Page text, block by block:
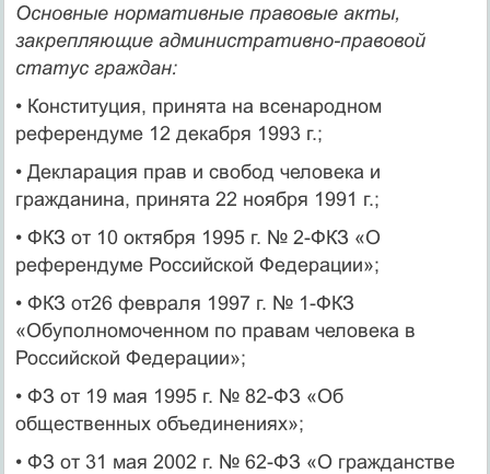
Основные нормативные правовые акты,
закрепляющие административно-правовой
статус граждан:
• Конституция, принята на всенародном
референдуме 12 декабря 1993 г.;
• Декларация прав и свобод человека и
гражданина, принята 22 ноября 1991 г.;
• ФКЗ от 10 октября 1995 г. № 2-ФКЗ «О
референдуме Российской Федерации»;
• ФКЗ от26 февраля 1997 г. № 1-ФКЗ
«Обуполномоченном по правам человека в
Российской Федерации»;
• ФЗ от 19 мая 1995 г. № 82-ФЗ «Об
общественных объединениях»;
• ФЗ от 31 мая 2002 г. № 62-ФЗ «О гражданстве